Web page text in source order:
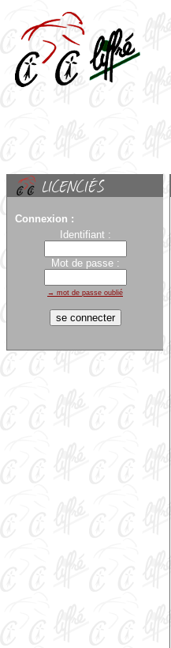
Connexion :
Identifiant :
Mot de passe :
→ mot de passe oublié